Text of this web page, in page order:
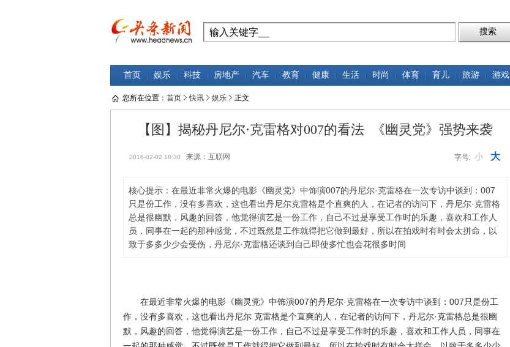
首页 娱乐 科技 房地产 汽车 教育 健康 生活 时尚 体育 育儿 旅游 游戏
您所在位置： 首页 快讯 娱乐 正文
【图】揭秘丹尼尔·克雷格对007的看法 《幽灵党》强势来袭
字号: 小 大
2016-02-02 18:38 来源：互联网
核心提示：在最近非常火爆的电影《幽灵党》中饰演007的丹尼尔·克雷格在一次专访中谈到：007
只是份工作，没有多喜欢，这也看出丹尼尔克雷格是个直爽的人，在记者的访问下，丹尼尔·克雷格
总是很幽默，风趣的回答，他觉得演艺是一份工作，自己不过是享受工作时的乐趣，喜欢和工作人
员，同事在一起的那种感觉，不过既然是工作就得把它做到最好，所以在拍戏时有时会太拼命，以
致于多多少少会受伤，丹尼尔·克雷格还谈到自己即使多忙也会花很多时间
在最近非常火爆的电影《幽灵党》中饰演007的丹尼尔·克雷格在一次专访中谈到：007只是份工
作，没有多喜欢，这也看出丹尼尔 克雷格是个直爽的人，在记者的访问下，丹尼尔·克雷格总是很幽
默，风趣的回答，他觉得演艺是一份工作，自己不过是享受工作时的乐趣，喜欢和工作人员，同事在